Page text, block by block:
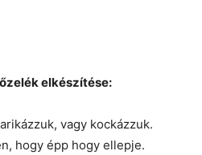
elkészítése:
vagy kockázzuk.
hogy épp hogy ellepje.